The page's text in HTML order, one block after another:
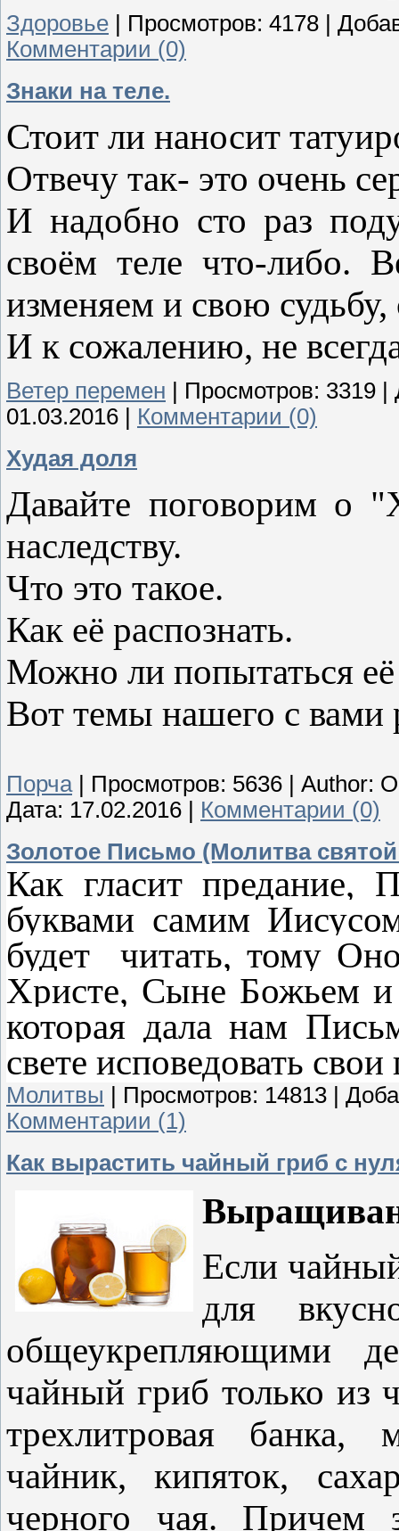
Здоровье Просмотров: 4178
Комментарии (0)
Знаки на теле.
Стоит ли наносит
Отвечу так- это очень
И надобно сто раз
своём теле что-либо.
изменяем и свою
И к сожалению, не
Ветер перемен Просмотров: 3319
01.03.2016
Комментарии (0)
Худая доля
Давайте поговорим о
наследству.
Что это такое.
Как её распознать.
Можно ли попытаться её
Вот темы нашего с вами
Порча| Просмотров: 5636 Author:
Дата: 17.02.2016
Комментарии (0)
Золотое Письмо (Молитва
Как гласит предание,
буквами самим
будет читать, тому
Христе, Сыне Божьем
которая дала нам
свете исповедовать свои
Молитвы Просмотров: 14813
Комментарии (1)
Как вырастить чайный гриб с
Если
для
общеукрепляющими
чайный гриб только из
трехлитровая банка,
чайник, кипяток,
черного чая. Причем